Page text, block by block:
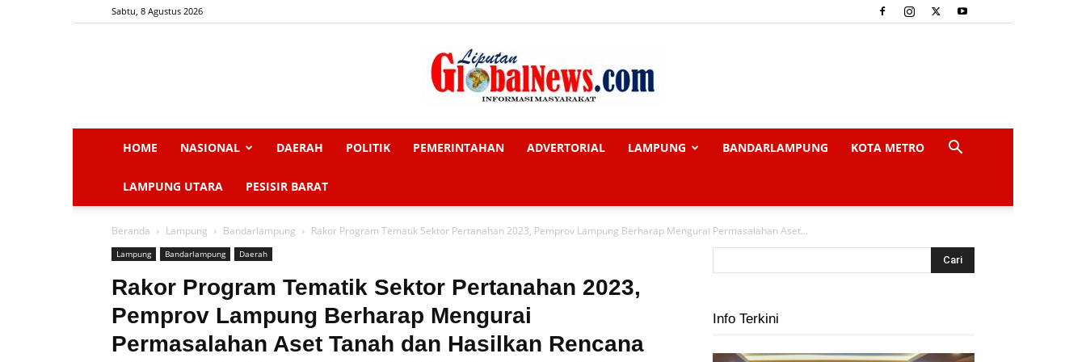
Sabtu, 8 Agustus 2026
HOME NASIONAL DAERAH POLITIK PEMERINTAHAN ADVERTORIAL LAMPUNG BANDARLAMPUNG KOTA METRO
LAMPUNG UTARA PESISIR BARAT
Beranda Lampung Bandarlampung Rakor Program Tematik Sektor Pertanahan 2023, Pemprov Lampung Berharap Mengurai Permasalahan Aset...
Lampung Bandarlampung Daerah
Rakor Program Tematik Sektor Pertanahan 2023,
Pemprov Lampung Berharap Mengurai
Permasalahan Aset Tanah dan Hasilkan Rencana
Info Terkini